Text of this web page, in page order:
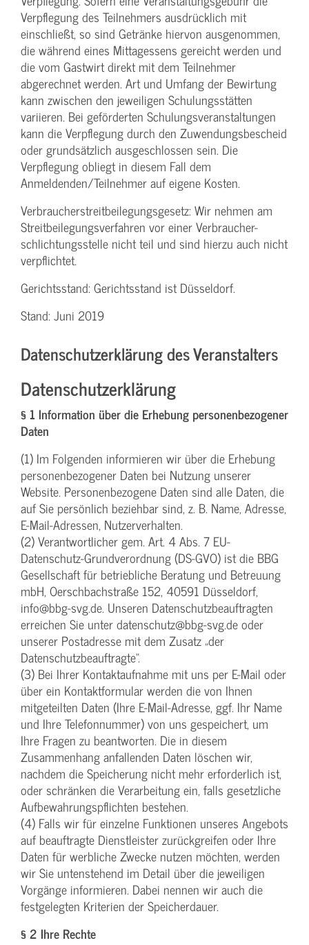
Verpflegung des Teilnehmers ausdrücklich mit
einschließt, so sind Getränke hiervon ausgenommen,
die während eines Mittagessens gereicht werden und
die vom Gastwirt direkt mit dem Teilnehmer
abgerechnet werden. Art und Umfang der Bewirtung
kann zwischen den jeweiligen Schulungsstätten
variieren. Bei geförderten Schulungs­veranstaltungen
kann die Verpflegung durch den Zuwendungs­bescheid
oder grundsätzlich ausgeschlossen sein. Die
Verpflegung obliegt in diesem Fall dem
Anmeldenden/­Teilnehmer auf eigene Kosten.
Verbraucher­streitbeilegungs­gesetz: Wir nehmen am
Streit­beilegungs­verfahren vor einer Verbraucher­
schlichtungs­stelle nicht teil und sind hierzu auch nicht
verpflichtet.
Gerichtsstand: Gerichtsstand ist Düsseldorf.
Stand: Juni 2019
Datenschutzerklärung des Veranstalters
Datenschutzerklärung
§ 1 Information über die Erhebung personenbezogener
Daten
(1) Im Folgenden informieren wir über die Erhebung
personenbezogener Daten bei Nutzung unserer
Website. Personenbezogene Daten sind alle Daten, die
auf Sie persönlich beziehbar sind, z. B. Name, Adresse,
E-Mail-Adressen, Nutzerverhalten.
(2) Verantwortlicher gem. Art. 4 Abs. 7 EU-
Datenschutz-Grundverordnung (DS-GVO) ist die BBG
Gesellschaft für betriebliche Beratung und Betreuung
mbH, Oerschbachstraße 152, 40591 Düsseldorf,
info@bbg-svg.de. Unseren Datenschutzbeauftragten
erreichen Sie unter datenschutz@bbg-svg.de oder
unserer Postadresse mit dem Zusatz „der
Datenschutzbeauftragte“.
(3) Bei Ihrer Kontaktaufnahme mit uns per E-Mail oder
über ein Kontaktformular werden die von Ihnen
mitgeteilten Daten (Ihre E-Mail-Adresse, ggf. Ihr Name
und Ihre Telefonnummer) von uns gespeichert, um
Ihre Fragen zu beantworten. Die in diesem
Zusammenhang anfallenden Daten löschen wir,
nachdem die Speicherung nicht mehr erforderlich ist,
oder schränken die Verarbeitung ein, falls gesetzliche
Aufbewahrungspflichten bestehen.
(4) Falls wir für einzelne Funktionen unseres Angebots
auf beauftragte Dienstleister zurückgreifen oder Ihre
Daten für werbliche Zwecke nutzen möchten, werden
wir Sie untenstehend im Detail über die jeweiligen
Vorgänge informieren. Dabei nennen wir auch die
festgelegten Kriterien der Speicherdauer.
§ 2 Ihre Rechte